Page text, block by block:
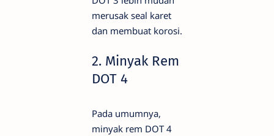
merusak seal karet
dan membuat korosi.
2. Minyak Rem
DOT 4
Pada umumnya,
minyak rem DOT 4